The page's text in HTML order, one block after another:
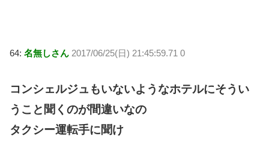
64: 名無しさん 2017/06/25(日) 21:45:59.71 0
コンシェルジュもいないようなホテルにそうい
うこと聞くのが間違いなの
タクシー運転手に聞け